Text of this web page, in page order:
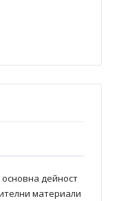
дейност
материали